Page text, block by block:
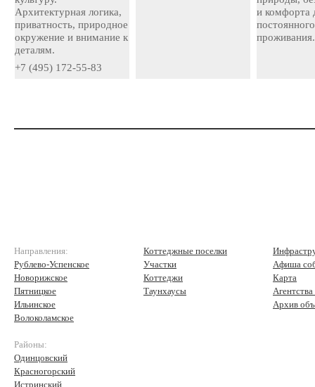
Архитектурная логика,
приватность, природное
окружение и внимание к
деталям.
+7 (495) 172-55-83
и комфорта
постоянного
проживания.
Направления:
Рублево-Успенское
Новорижское
Пятницкое
Ильинское
Волоколамское
Районы:
Одинцовский
Красногорский
Истринский
Коттеджные поселки
Участки
Коттеджи
Таунхаусы
Афиша
Карта
Архив